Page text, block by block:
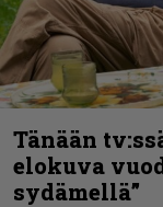
Tänään
elokuva
sydämellä”